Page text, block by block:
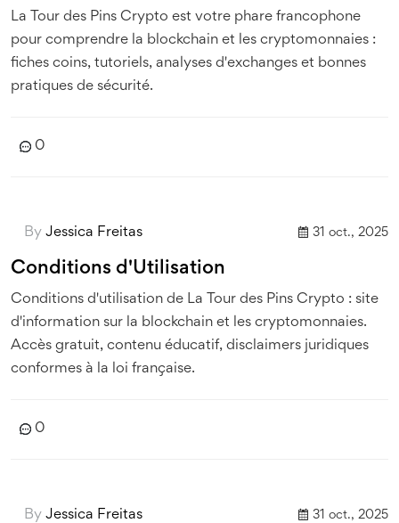
La Tour des Pins Crypto est votre phare francophone
pour comprendre la blockchain et les cryptomonnaies :
fiches coins, tutoriels, analyses d'exchanges et bonnes
pratiques de sécurité.
0
By Jessica Freitas 31 oct., 2025
Conditions d'Utilisation
Conditions d'utilisation de La Tour des Pins Crypto : site
d'information sur la blockchain et les cryptomonnaies.
Accès gratuit, contenu éducatif, disclaimers juridiques
conformes à la loi française.
0
By Jessica Freitas 31 oct., 2025